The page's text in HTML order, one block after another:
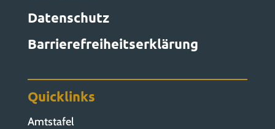
Datenschutz
Barrierefreiheitserklärung
Quicklinks
Amtstafel